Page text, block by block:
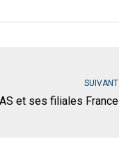
SUIVANT
et ses filiales France